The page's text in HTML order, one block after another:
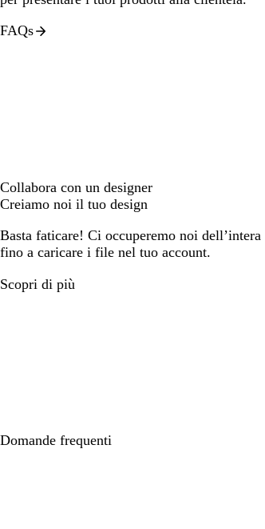
FAQs
Collabora con un designer
Creiamo noi il tuo design
Basta faticare! Ci occuperemo noi
fino a caricare i file nel tuo account.
Scopri di più
Domande frequenti